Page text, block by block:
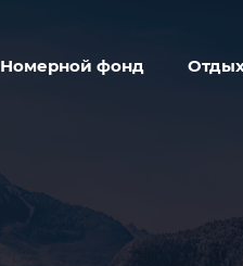
Номерной фонд